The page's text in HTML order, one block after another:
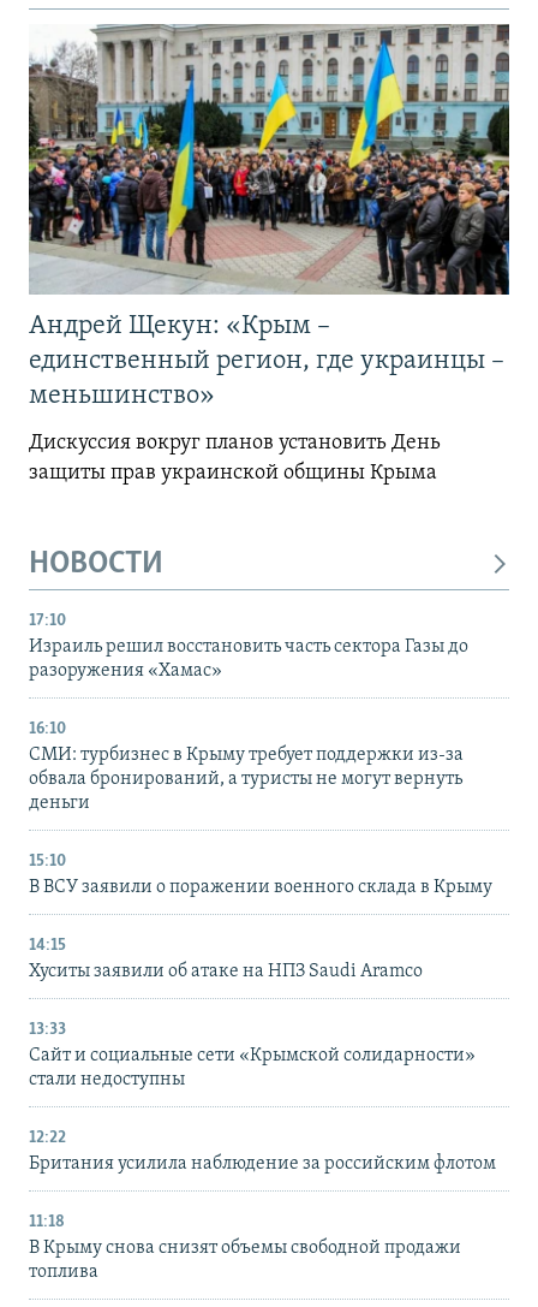
Андрей Щекун: «Крым –
единственный регион, где украинцы –
меньшинство»
Дискуссия вокруг планов установить День
защиты прав украинской общины Крыма
НОВОСТИ
17:10
Израиль решил восстановить часть сектора Газы до
разоружения «Хамас»
16:10
СМИ: турбизнес в Крыму требует поддержки из-за
обвала бронирований, а туристы не могут вернуть
деньги
15:10
В ВСУ заявили о поражении военного склада в Крыму
14:15
Хуситы заявили об атаке на НПЗ Saudi Aramco
13:33
Сайт и социальные сети «Крымской солидарности»
стали недоступны
12:22
Британия усилила наблюдение за российским флотом
11:18
В Крыму снова снизят объемы свободной продажи
топлива